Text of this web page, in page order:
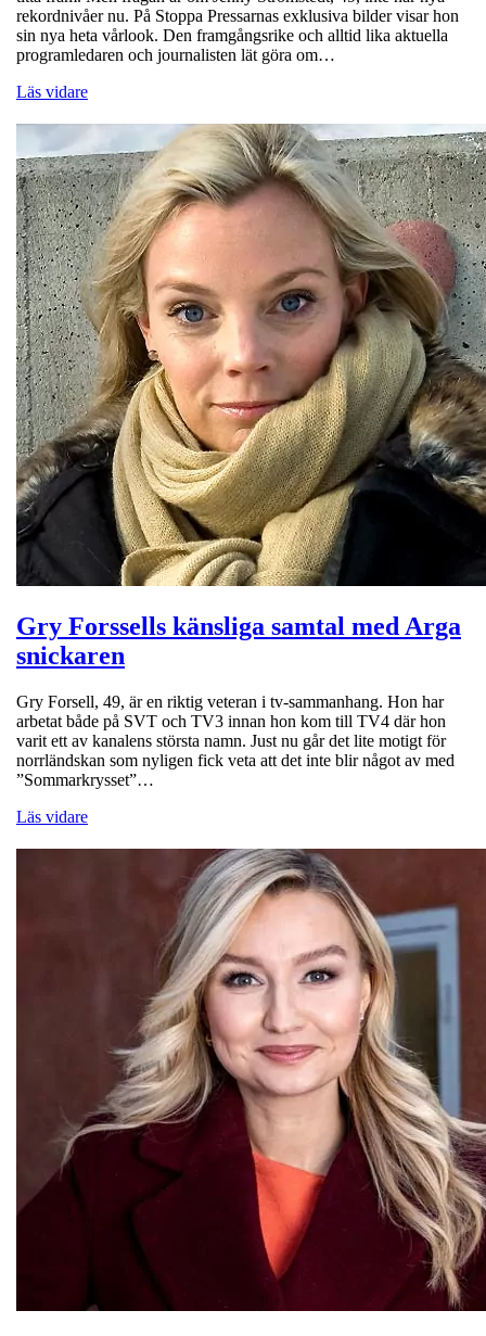
rekordnivåer nu. På Stoppa Pressarnas exklusiva bilder visar hon
sin nya heta vårlook. Den framgångsrike och alltid lika aktuella
programledaren och journalisten lät göra om…
Läs vidare
Gry Forssells känsliga samtal med Arga
snickaren
Gry Forsell, 49, är en riktig veteran i tv-sammanhang. Hon har
arbetat både på SVT och TV3 innan hon kom till TV4 där hon
varit ett av kanalens största namn. Just nu går det lite motigt för
norrländskan som nyligen fick veta att det inte blir något av med
”Sommarkrysset”…
Läs vidare